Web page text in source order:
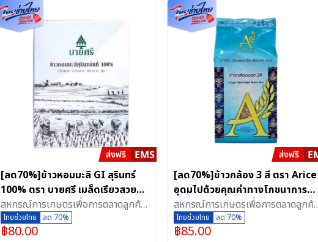
[ลด70%]ข้าวหอมมะลิ GI สุรินทร์
100% ตรา บายศรี เมล็ดเรียวสวย
ขาวใส มันวาว อัดสุญญากาศ (1
กิโลกรัม)
สหกรณ์การเกษตรเพื่อการตลาดลูกค้า
ธ.ก.ส.สุรินทร์ จำกัด
ไทยช่วยไทย ลด 70%
฿80.00
[ลด70%]ข้าวกล้อง 3 สี ตรา Arice
อุดมไปด้วยคุณค่าทางโภชนาการ
ครบถ้วน ขนาด 1 กิโลกรัม (อัดสูญ
ญากาศ)
สหกรณ์การเกษตรเพื่อการตลาดลูกค้า
ธ.ก.ส.สุรินทร์ จำกัด
ไทยช่วยไทย ลด 70%
฿85.00